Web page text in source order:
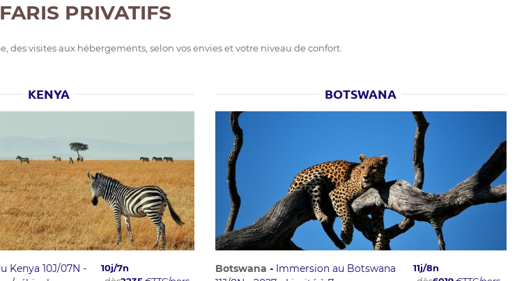
PRIVATIFS
visites aux hébergements, selon vos envies et votre niveau de confort.
KENYA
Kenya 10J/07N -
10j/7n
BOTSWANA
Botswana - Immersion au Botswana
11j/8n